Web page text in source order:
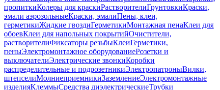
пропиткиКолеры для краскиРастворителиГрунтовкиКраски,
эмали аэрозольныеКраски, эмалиПены, клеи,
герметикиЖидкие гвоздиГерметикиМонтажная пенаКлеи для
обоевКлеи для напольных покрытийОчистители,
растворителиФиксаторы резьбыКлеиГерметики,
пеныЭлектромонтажное оборудованиеРозетки и
выключателиЭлектрические звонкиКоробки
распределительные и подрозетникиЭлектропатроныВилки,
штепселиМолниеприемникиЗаземлениеЭлектромонтажные
изделияКлеммыСредства диэлектрическиеТрубки